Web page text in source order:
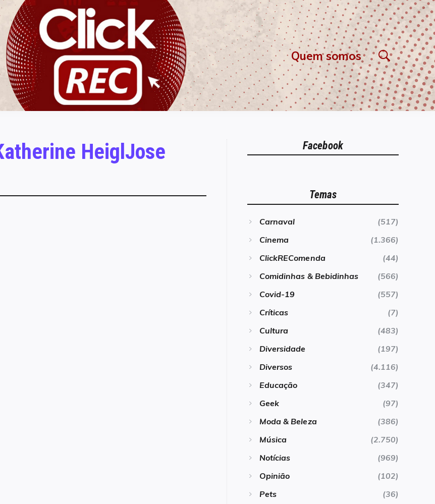
ClickREC Quem somos
HeiglJose
Facebook
Temas
Carnaval
(517)
Cinema
(1.366)
ClickREComenda
(44)
Comidinhas & Bebidinhas
(566)
Covid-19
(557)
Críticas
(7)
Cultura
(483)
Diversidade
(197)
Diversos
(4.116)
Educação
(347)
Geek
(97)
Moda & Beleza
(386)
Música
(2.750)
Notícias
(969)
Opinião
(102)
Pets
(36)